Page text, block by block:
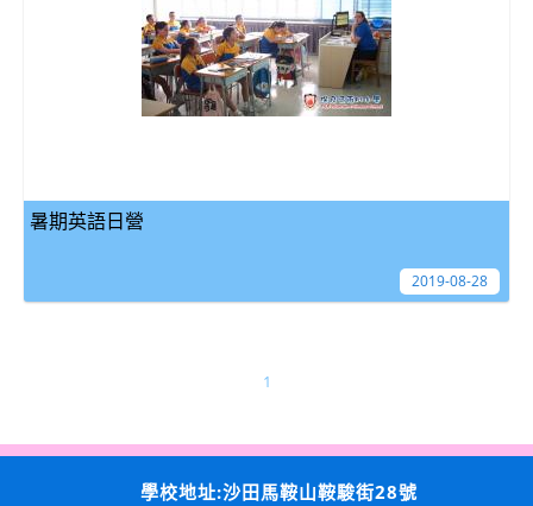
暑期英語日營
2019-08-28
1
學校地址:沙田馬鞍山鞍駿街28號